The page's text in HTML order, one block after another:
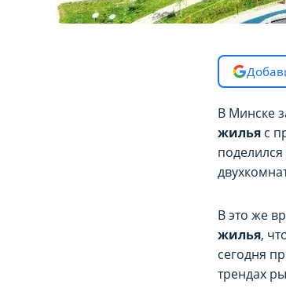
В Минске
жилья с
В это же
жилья,
сегодня
трендах